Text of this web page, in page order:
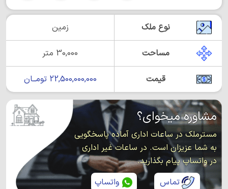
نوع ملک زمین
مساحت 30,000 متر
قیمت 22,500,000,000 تومــان
مشاوره میخوای؟
مسترملک در ساعات اداری آماده پاسخگویی
به شما عزیزان است. در ساعات غیر اداری
در واتساپ پیام بگذارید.
تماس
واتساپ